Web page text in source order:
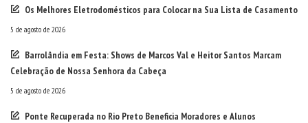
Os Melhores Eletrodomésticos para Colocar na Sua Lista de Casamento
5 de agosto de 2026
Barrolândia em Festa: Shows de Marcos Val e Heitor Santos Marcam
Celebração de Nossa Senhora da Cabeça
5 de agosto de 2026
Ponte Recuperada no Rio Preto Beneficia Moradores e Alunos